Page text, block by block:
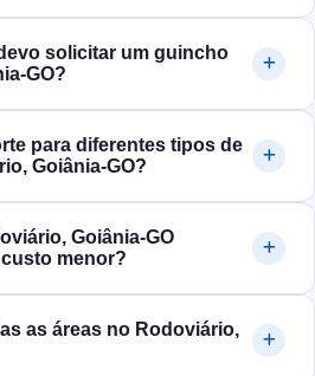
solicitar um guincho
para diferentes tipos de
Goiânia‑GO?
Goiânia‑GO
menor?
as áreas no Rodoviário,